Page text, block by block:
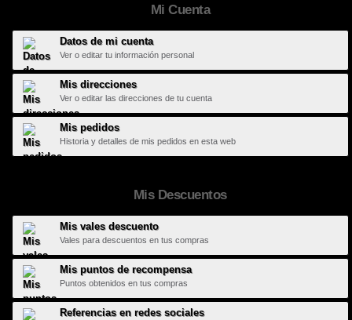
Mi Cuenta
Datos de mi cuenta
Ver o editar tu información personal
Mis direcciones
Ver o editar las direcciones de tu cuenta
Mis pedidos
Historia y detalles de mis pedidos en esta web
Mis Descuentos
Mis vales descuento
Vales para descuentos en tus compras
Mis puntos de recompensa
Puntos obtenidos en tus compras
Referencias en redes sociales